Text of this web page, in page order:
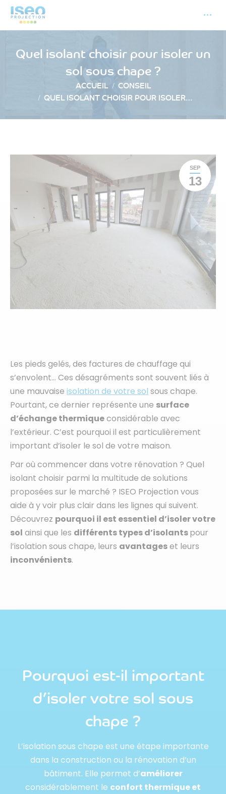
Quel isolant choisir pour isoler un
sol sous chape ?
ACCUEIL
CONSEIL
QUEL ISOLANT CHOISIR POUR ISOLER…
SEP
13
Les pieds gelés, des factures de chauffage qui
s’envolent… Ces désagréments sont souvent liés à
une mauvaise isolation de votre sol sous chape.
Pourtant, ce dernier représente une surface
d’échange thermiqueconsidérable avec
l’extérieur. C’est pourquoi il est particulièrement
important d’isoler le sol de votre maison.
Par où commencer dans votre rénovation ? Quel
isolant choisir parmi la multitude de solutions
proposées sur le marché ? ISEO Projection vous
aide à y voir plus clair dans les lignes qui suivent.
Découvrez pourquoi il est essentiel d’isoler votre
sol ainsi que les différents types d’isolantspour
l’isolation sous chape, leurs avantageset leurs
inconvénients.
Pourquoi est-il important
d’isoler votre sol sous
chape ?
L’isolation sous chape est une étape importante
dans la construction ou la rénovation d’un
bâtiment. Elle permet d’améliorer
considérablement le confort thermique et